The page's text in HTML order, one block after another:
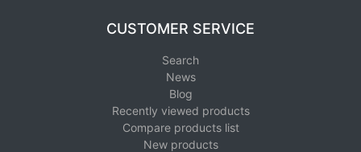
CUSTOMER SERVICE
Search
News
Blog
Recently viewed products
Compare products list
New products